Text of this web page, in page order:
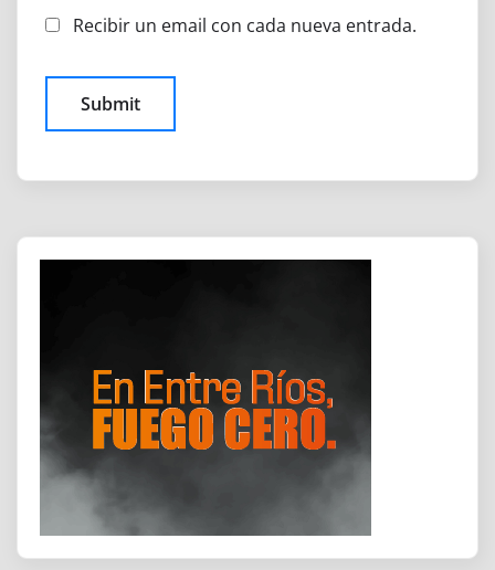
Recibir un email con cada nueva entrada.